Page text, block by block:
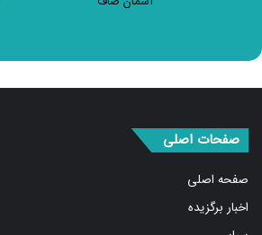
صفحات اصلی
صفحه اصلی
اخبار برگزیده